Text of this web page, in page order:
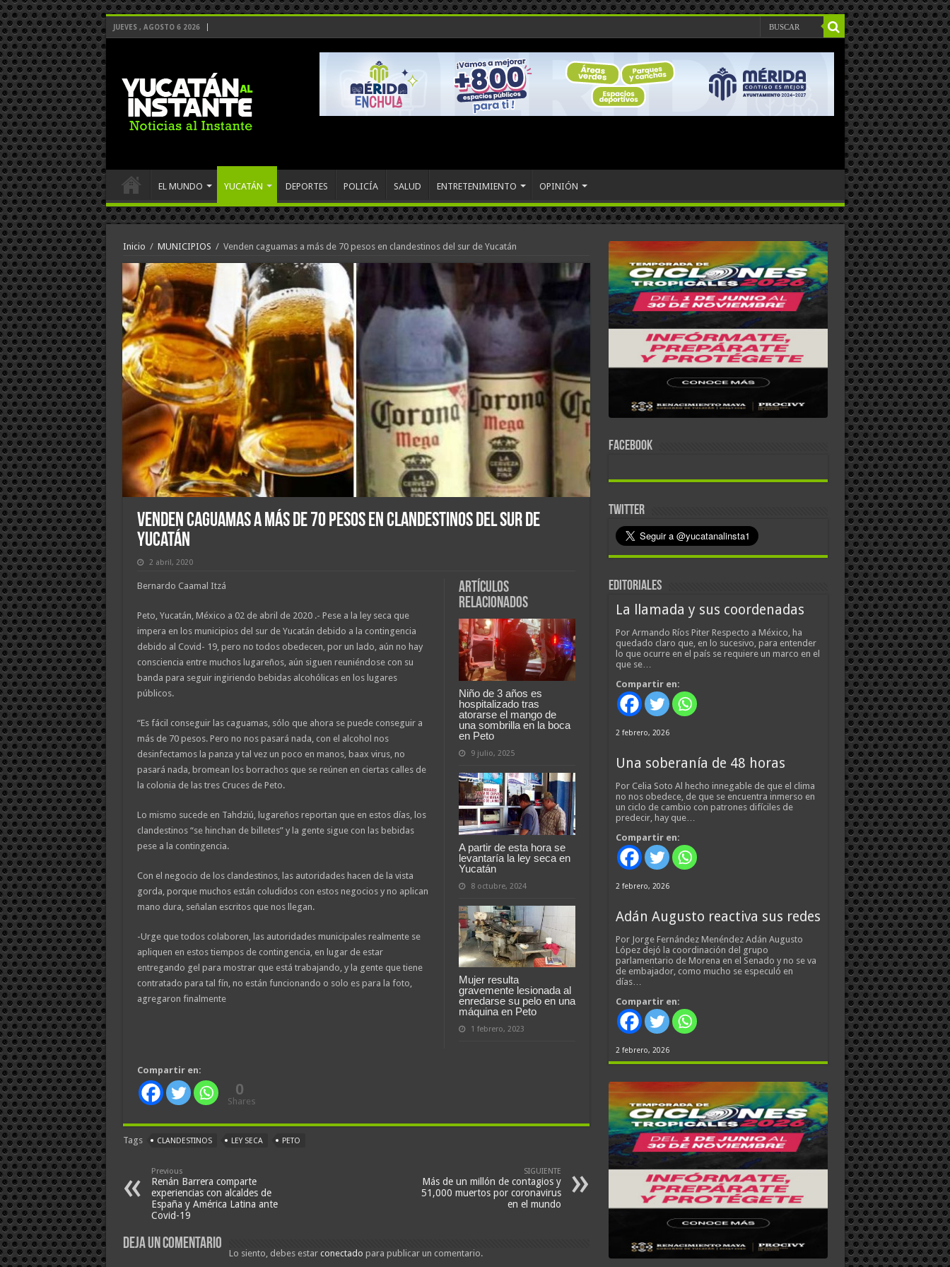
JUEVES , AGOSTO 6 2026
EL MUNDO YUCATÁN DEPORTES POLICÍA SALUD ENTRETENIMIENTO OPINIÓN
Inicio / MUNICIPIOS / Venden caguamas a más de 70 pesos en clandestinos del sur de Yucatán
Venden caguamas a más de 70 pesos en clandestinos del sur de
Yucatán
2 abril, 2020
Artículos
relacionados
Niño de 3 años es
hospitalizado tras
atorarse el mango de
una sombrilla en la boca
en Peto
9 julio, 2025
A partir de esta hora se
levantaría la ley seca en
Yucatán
8 octubre, 2024
Mujer resulta
gravemente lesionada al
enredarse su pelo en una
máquina en Peto
1 febrero, 2023
Bernardo Caamal Itzá
Peto, Yucatán, México a 02 de abril de 2020 .- Pese a la ley seca que
impera en los municipios del sur de Yucatán debido a la contingencia
debido al Covid- 19, pero no todos obedecen, por un lado, aún no hay
consciencia entre muchos lugareños, aún siguen reuniéndose con su
banda para seguir ingiriendo bebidas alcohólicas en los lugares
públicos.
“Es fácil conseguir las caguamas, sólo que ahora se puede conseguir a
más de 70 pesos. Pero no nos pasará nada, con el alcohol nos
desinfectamos la panza y tal vez un poco en manos, baax virus, no
pasará nada, bromean los borrachos que se reúnen en ciertas calles de
la colonia de las tres Cruces de Peto.
Lo mismo sucede en Tahdziú, lugareños reportan que en estos días, los
clandestinos “se hinchan de billetes” y la gente sigue con las bebidas
pese a la contingencia.
Con el negocio de los clandestinos, las autoridades hacen de la vista
gorda, porque muchos están coludidos con estos negocios y no aplican
mano dura, señalan escritos que nos llegan.
-Urge que todos colaboren, las autoridades municipales realmente se
apliquen en estos tiempos de contingencia, en lugar de estar
entregando gel para mostrar que está trabajando, y la gente que tiene
contratado para tal fín, no están funcionando o solo es para la foto,
agregaron finalmente
Compartir en:
0
Shares
Tags CLANDESTINOS LEY SECA PETO
Previous
Renán Barrera comparte
experiencias con alcaldes de
España y América Latina ante
Covid-19
SIGUIENTE
Más de un millón de contagios y
51,000 muertos por coronavirus
en el mundo
Deja un comentario
Lo siento, debes estar conectado para publicar un comentario.
FACEBOOK
TWITTER
EDITORIALES
La llamada y sus coordenadas
Por Armando Ríos Piter Respecto a México, ha
quedado claro que, en lo sucesivo, para entender
lo que ocurre en el país se requiere un marco en el
que se…
Compartir en:
2 febrero, 2026
Una soberanía de 48 horas
Por Celia Soto Al hecho innegable de que el clima
no nos obedece, de que se encuentra inmerso en
un ciclo de cambio con patrones difíciles de
predecir, hay que…
Compartir en:
2 febrero, 2026
Adán Augusto reactiva sus redes
Por Jorge Fernández Menéndez Adán Augusto
López dejó la coordinación del grupo
parlamentario de Morena en el Senado y no se va
de embajador, como mucho se especuló en
días…
Compartir en:
2 febrero, 2026